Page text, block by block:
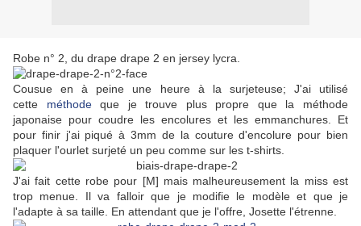
Robe n° 2, du drape drape 2 en jersey lycra.
Cousue en à peine une heure à la surjeteuse; J'ai utilisé
cette méthodeque je trouve plus propre que la méthode
japonaise pour coudre les encolures et les emmanchures. Et
pour finir j'ai piqué à 3mm de la couture d'encolure pour bien
plaquer l'ourlet surjeté un peu comme sur les t-shirts.
J'ai fait cette robe pour [M] mais malheureusement la miss est
trop menue. Il va falloir que je modifie le modèle et que je
l'adapte à sa taille. En attendant que je l'offre, Josette l'étrenne.